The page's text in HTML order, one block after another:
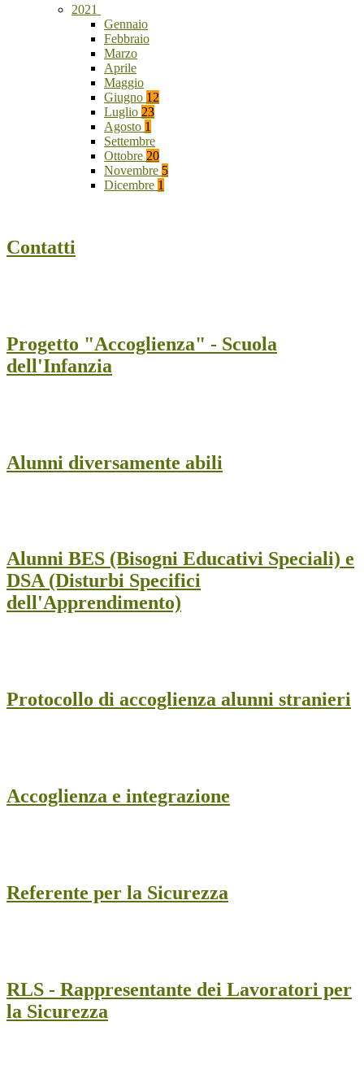
2021
Gennaio
Febbraio
Marzo
Aprile
Maggio
Giugno 12
Luglio 23
Agosto 1
Settembre
Ottobre 20
Novembre 5
Dicembre 1
Contatti
Progetto "Accoglienza" - Scuola
dell'Infanzia
Alunni diversamente abili
Alunni BES (Bisogni Educativi Speciali) e
DSA (Disturbi Specifici
dell'Apprendimento)
Protocollo di accoglienza alunni stranieri
Accoglienza e integrazione
Referente per la Sicurezza
RLS - Rappresentante dei Lavoratori per
la Sicurezza